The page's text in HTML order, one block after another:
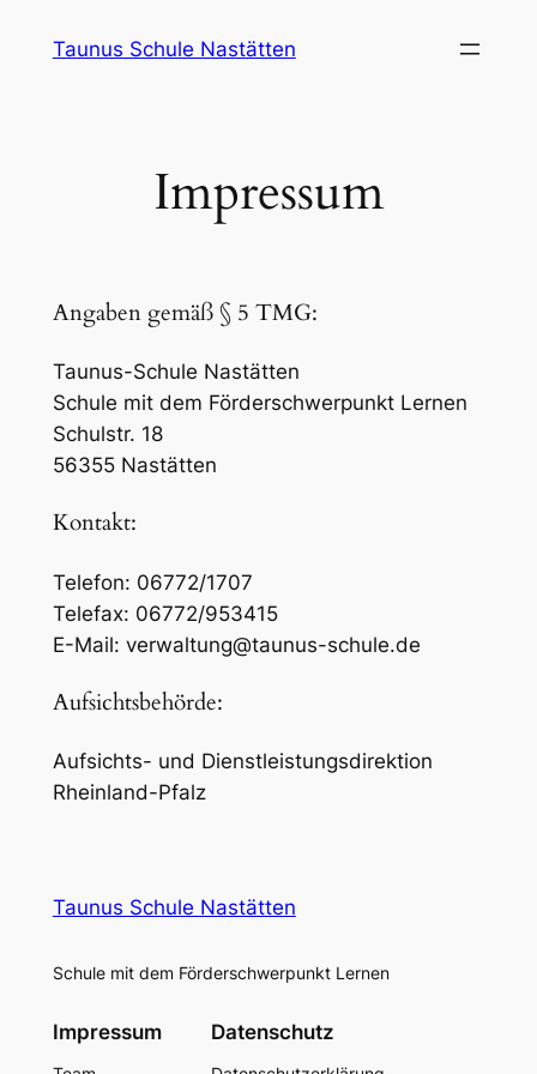
InhaltTaunus Schule Nastätten
Impressum
Angaben gemäß § 5 TMG:
Taunus-Schule Nastätten
Schule mit dem Förderschwerpunkt Lernen
Schulstr. 18
56355 Nastätten
Kontakt:
Telefon: 06772/1707
Telefax: 06772/953415
E-Mail: verwaltung@taunus-schule.de
Aufsichtsbehörde:
Aufsichts- und Dienstleistungsdirektion
Rheinland-Pfalz
Taunus Schule Nastätten
Schule mit dem Förderschwerpunkt Lernen
Impressum Datenschutz